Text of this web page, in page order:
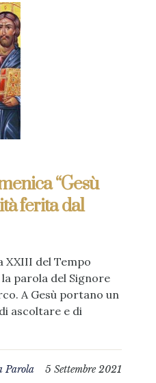
“Gesù
ferita dal
XXIII del Tempo
parola del Signore
A Gesù portano un
ascoltare e di
5 Settembre 2021
Parola